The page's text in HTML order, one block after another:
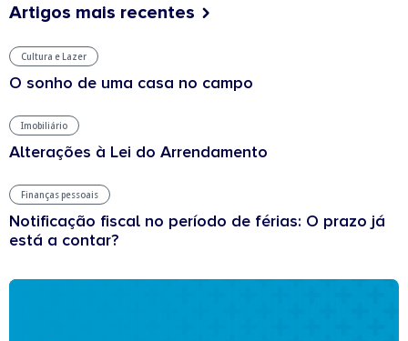
Artigos mais recentes
Cultura e Lazer
O sonho de uma casa no campo
Imobiliário
Alterações à Lei do Arrendamento
Finanças pessoais
Notificação fiscal no período de férias: O prazo já
está a contar?